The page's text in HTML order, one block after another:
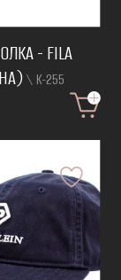
- FILA
\ К-255